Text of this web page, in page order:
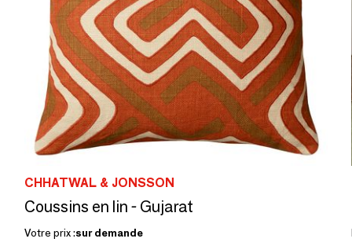
CHHATWAL & JONSSON
Coussins en lin - Gujarat
Votre prix :sur demande